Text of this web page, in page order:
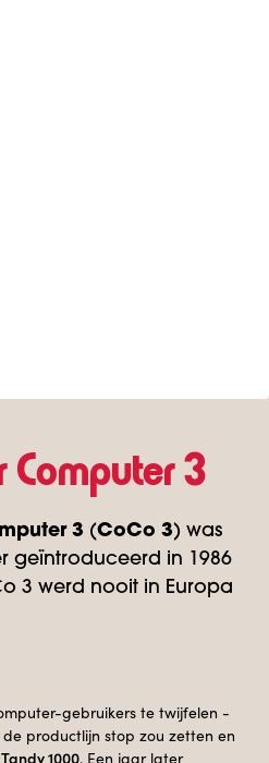
Computer 3
3 (CoCo 3) was
geïntroduceerd in 1986
3 werd nooit in Europa
gebruikers te twijfelen -
productlijn stop zou zetten en
Tandy 1000. Een jaar later